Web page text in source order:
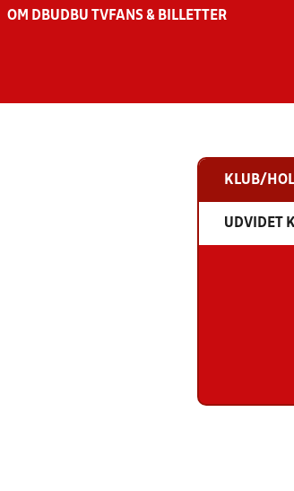
OM DBU DBU TV FANS & BILLETTER
KLUB/
UDVIDET